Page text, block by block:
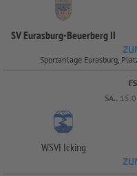
SV Eurasburg-Beuerberg II
Sportanlage Eurasburg,
SA..
WSVI Icking